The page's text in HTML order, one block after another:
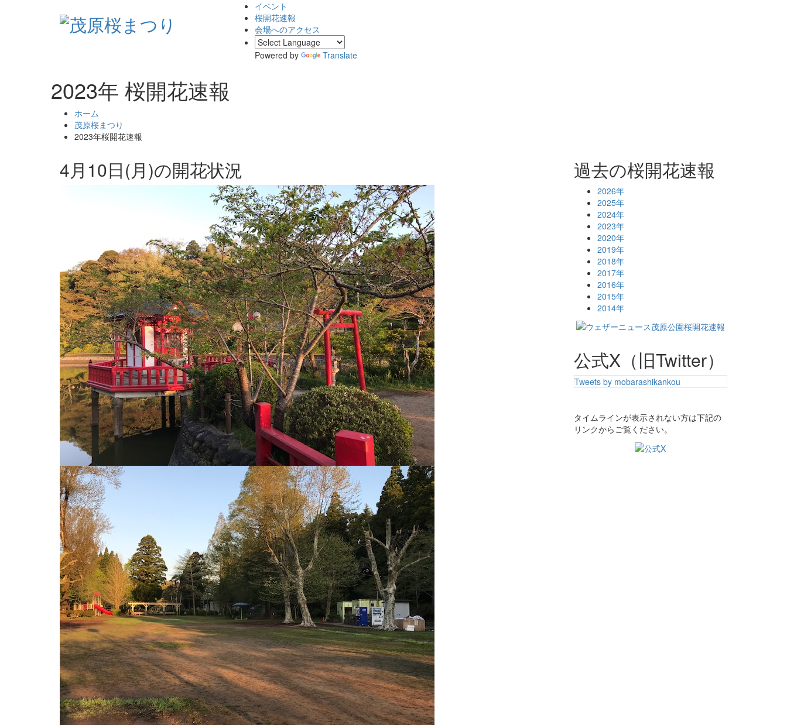
イベント
桜開花速報
会場へのアクセス
Powered by Translate
2023年 桜開花速報
ホーム
茂原桜まつり
2023年桜開花速報
4月10日(月)の開花状況 過去の桜開花速報
2026年
2025年
2024年
2023年
2020年
2019年
2018年
2017年
2016年
2015年
2014年
公式X（旧Twitter）
Tweets by mobarashikankou
タイムラインが表示されない方は下記の
リンクからご覧ください。